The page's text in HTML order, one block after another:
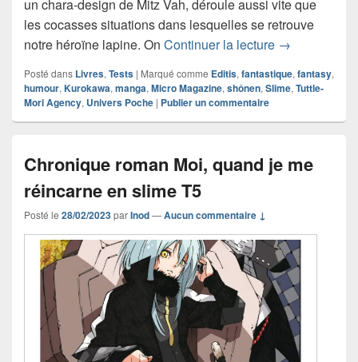
un chara-design de Mitz Vah, déroule aussi vite que
les cocasses situations dans lesquelles se retrouve
notre héroïne lapine. On Continuer la lecture Chronique
→
Posté dans Livres, Tests | Marqué comme Editis, fantastique, fantasy,
humour, Kurokawa, manga, Micro Magazine, shônen, Slime, Tuttle-
Mori Agency, Univers Poche | Publier un commentaire
Chronique roman Moi, quand je me
réincarne en slime T5
Posté le 28/02/2023parInod—Aucun commentaire ↓